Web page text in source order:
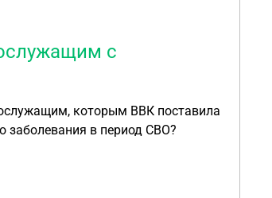
с
которым ВВК поставила
заболевания в период СВО?